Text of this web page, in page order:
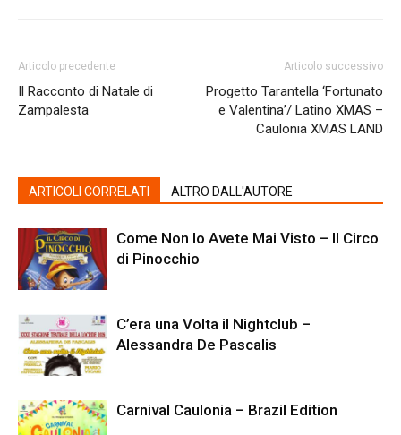
Articolo precedente
Il Racconto di Natale di
Zampalesta
Articolo successivo
Progetto Tarantella ‘Fortunato
e Valentina’/ Latino XMAS –
Caulonia XMAS LAND
ARTICOLI CORRELATI ALTRO DALL'AUTORE
Come Non lo Avete Mai Visto – Il Circo
di Pinocchio
C’era una Volta il Nightclub –
Alessandra De Pascalis
Carnival Caulonia – Brazil Edition